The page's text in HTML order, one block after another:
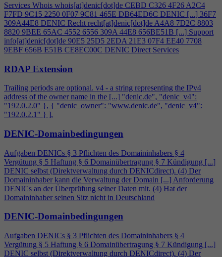
Services Whois whois[at]denic[dot]de CEBD C326 4F26 A2C4
F7FD 9C15 2250 0F07 9C81 465E DB64ED6C DENIC [...] 36F7
309A44E8 DENIC Recht recht[at]denic[dot]de A4A8 7D2C 8803
8820 9BEE 65AC 4552 6556 309A 44E8 656BE51B [...] Support
info[at]denic[dot]de 90E5 25D5 2EDA 21E3 07F4 EE40 7708
9EBF 656B E51B CE8EC00C DENIC Direct Services
RDAP Extension
Trailing periods are optional. v4 - a string representing the IPv4
address of the owner name in the [...] "denic.de", "denic_v4":
"192.0.2.0" }, { "denic_owner": "www.denic.de", "denic_v4":
"192.0.2.1" } ],
DENIC-Domainbedingungen
Aufgaben DENICs § 3 Pflichten des Domaininhabers § 4
Vergütung § 5 Haftung § 6 Domainübertragung § 7 Kündigung [...]
DENIC selbst (Direktverwaltung durch DENICdirect). (4) Der
Domaininhaber kann die Verwaltung der Domain [...] Anforderung
DENICs an der Überprüfung seiner Daten mit. (4) Hat der
Domaininhaber seinen Sitz nicht in Deutschland
DENIC-Domainbedingungen
Aufgaben DENICs § 3 Pflichten des Domaininhabers § 4
Vergütung § 5 Haftung § 6 Domainübertragung § 7 Kündigung [...]
DENIC selbst (Direktverwaltung durch DENICdirect). (4) Der